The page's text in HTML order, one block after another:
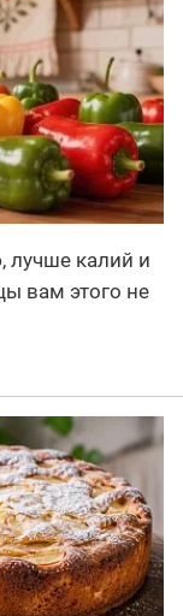
лучше калий и
вам этого не